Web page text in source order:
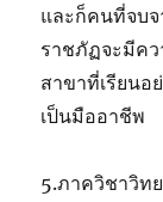
และก็คนที่จบ
ราชภัฏจะมีค
สาขาที่เรียนอ
เป็นมืออาชีพ
5.ภาควิชาวิท